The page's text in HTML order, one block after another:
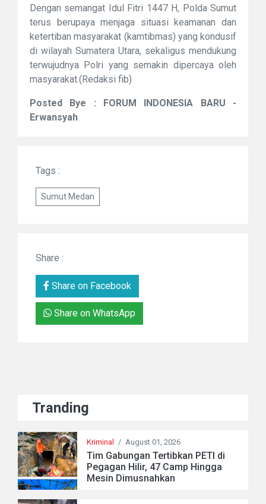
Dengan semangat Idul Fitri 1447 H, Polda Sumut
terus berupaya menjaga situasi keamanan dan
ketertiban masyarakat (kamtibmas) yang kondusif
di wilayah Sumatera Utara, sekaligus mendukung
terwujudnya Polri yang semakin dipercaya oleh
masyarakat.(Redaksi fib)
Posted Bye : FORUM INDONESIA BARU -
Erwansyah
Tags :
Sumut Medan
Share :
Share on Facebook
Share on WhatsApp
Tranding
Kriminal / August 01, 2026
Tim Gabungan Tertibkan PETI di
Pegagan Hilir, 47 Camp Hingga
Mesin Dimusnahkan